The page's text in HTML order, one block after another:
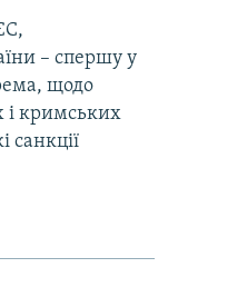
– спершу у
щодо
і кримських
санкції